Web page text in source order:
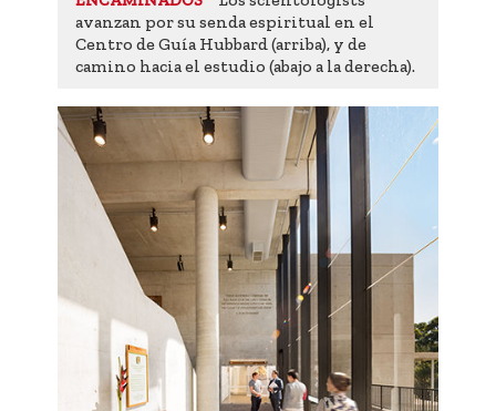
avanzan por su senda espiritual en el
Centro de Guía Hubbard (arriba), y de
camino hacia el estudio (abajo a la derecha).